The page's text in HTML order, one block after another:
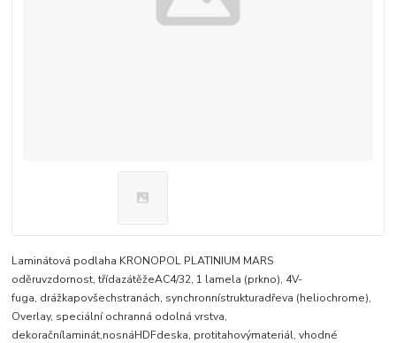
Laminátová podlaha KRONOPOL PLATINIUM MARS
oděruvzdornost, třídazátěžeAC4/32, 1 lamela (prkno), 4V-
fuga, drážkapovšechstranách, synchronnístrukturadřeva (heliochrome),
Overlay, speciální ochranná odolná vrstva,
dekoračnílaminát,nosnáHDFdeska, protitahovýmateriál, vhodné